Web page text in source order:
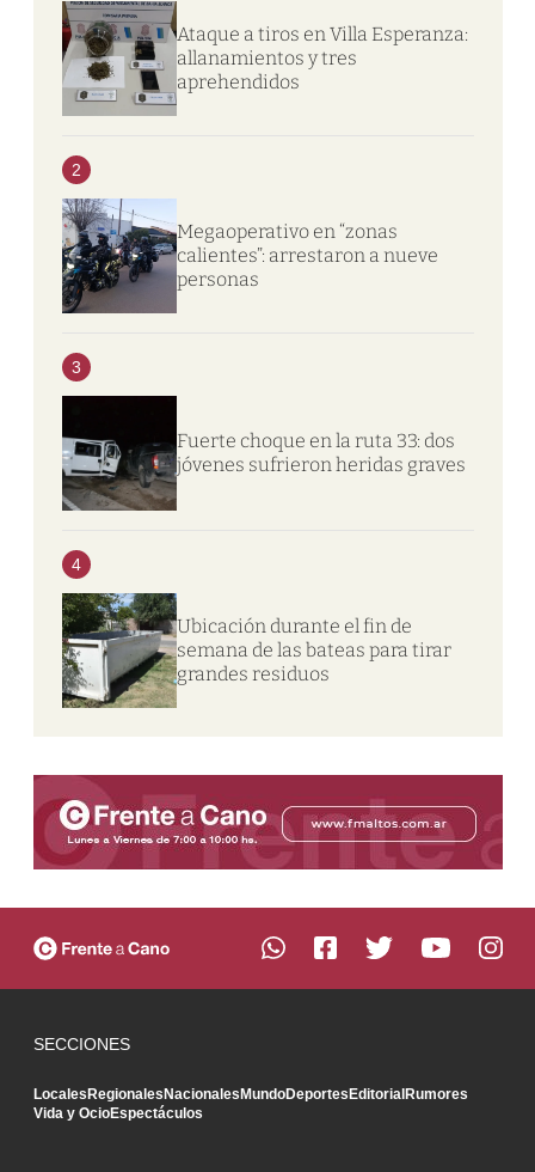
Ataque a tiros en Villa Esperanza:
allanamientos y tres
aprehendidos
2
Megaoperativo en “zonas
calientes”: arrestaron a nueve
personas
3
Fuerte choque en la ruta 33: dos
jóvenes sufrieron heridas graves
4
Ubicación durante el fin de
semana de las bateas para tirar
grandes residuos
SECCIONES
LocalesRegionalesNacionalesMundoDeportesEditorialRumores
Vida y OcioEspectáculos